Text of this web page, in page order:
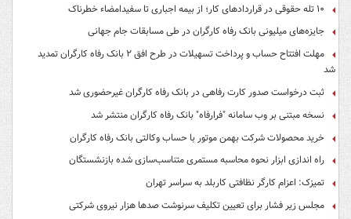
۱۰ تله حقوقی در قراردادهای کار؛ از بیمه اجباری تا سفیدامضاء خطرناک
جایزه‌های میلیونی بانک رفاه کارگران در طی مسابقات جام جهانی
مهلت افتتاح حساب و پرداخت تسهیلات در طرح افق ۲ بانک رفاه کارگران تمدید
شد
ثبت درخواست صدور کارت رفاهی در بانک رفاه کارگران غیرحضوری شد
نسخه مبتنی بر وب سامانه "فرارفاه" بانک رفاه کارگران منتشر شد
خرید محصولات شرکت بهمن موتور با حساب وکالتی بانک رفاه کارگران
راه اندازی ابزار نحوه محاسبه مستمری متناسب‌سازی شده بازنشستگان
تمیزک: اعزام کارگر نظافتی کاربلد به سراسر تهران
مجلس زیر فشار برای تعیین تکلیف سرنوشت صدها هزار نیروی شرکتی